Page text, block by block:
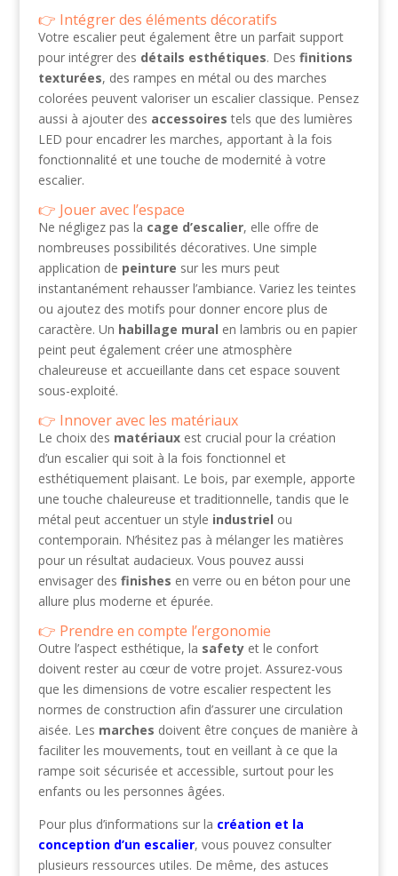
Intégrer des éléments décoratifs
Votre escalier peut également être un parfait support
pour intégrer des détails esthétiques. Des finitions
texturées, des rampes en métal ou des marches
colorées peuvent valoriser un escalier classique. Pensez
aussi à ajouter des accessoires tels que des lumières
LED pour encadrer les marches, apportant à la fois
fonctionnalité et une touche de modernité à votre
escalier.
Jouer avec l’espace
Ne négligez pas la cage d’escalier, elle offre de
nombreuses possibilités décoratives. Une simple
application de peinture sur les murs peut
instantanément rehausser l’ambiance. Variez les teintes
ou ajoutez des motifs pour donner encore plus de
caractère. Un habillage mural en lambris ou en papier
peint peut également créer une atmosphère
chaleureuse et accueillante dans cet espace souvent
sous-exploité.
Innover avec les matériaux
Le choix des matériauxest crucial pour la création
d’un escalier qui soit à la fois fonctionnel et
esthétiquement plaisant. Le bois, par exemple, apporte
une touche chaleureuse et traditionnelle, tandis que le
métal peut accentuer un style industriel ou
contemporain. N’hésitez pas à mélanger les matières
pour un résultat audacieux. Vous pouvez aussi
envisager des finishes en verre ou en béton pour une
allure plus moderne et épurée.
Prendre en compte l’ergonomie
Outre l’aspect esthétique, la safetyet le confort
doivent rester au cœur de votre projet. Assurez-vous
que les dimensions de votre escalier respectent les
normes de construction afin d’assurer une circulation
aisée. Les marches doivent être conçues de manière à
faciliter les mouvements, tout en veillant à ce que la
rampe soit sécurisée et accessible, surtout pour les
enfants ou les personnes âgées.
Pour plus d’informations sur la création et la
conception d’un escalier, vous pouvez consulter
plusieurs ressources utiles. De même, des astuces